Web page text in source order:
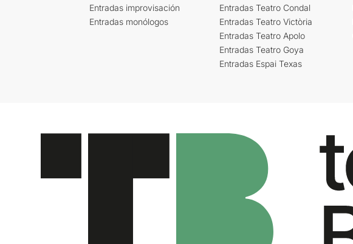
Entradas improvisación
Entradas monólogos
Entradas Teatro Condal
Entradas Teatro Victòria
Entradas Teatro Apolo
Entradas Teatro Goya
Entradas Espai Texas